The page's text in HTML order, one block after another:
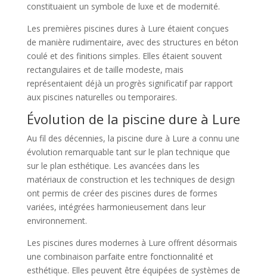
constituaient un symbole de luxe et de modernité.
Les premières piscines dures à Lure étaient conçues
de manière rudimentaire, avec des structures en béton
coulé et des finitions simples. Elles étaient souvent
rectangulaires et de taille modeste, mais
représentaient déjà un progrès significatif par rapport
aux piscines naturelles ou temporaires.
Évolution de la piscine dure à Lure
Au fil des décennies, la piscine dure à Lure a connu une
évolution remarquable tant sur le plan technique que
sur le plan esthétique. Les avancées dans les
matériaux de construction et les techniques de design
ont permis de créer des piscines dures de formes
variées, intégrées harmonieusement dans leur
environnement.
Les piscines dures modernes à Lure offrent désormais
une combinaison parfaite entre fonctionnalité et
esthétique. Elles peuvent être équipées de systèmes de